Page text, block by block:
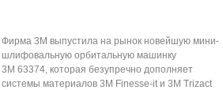
Фирма 3М выпустила на рынок новейшую мини-
шлифовальную орбитальную машинку
3M 63374, которая безупречно дополняет
системы материалов 3M Finesse-it и 3M Trizact